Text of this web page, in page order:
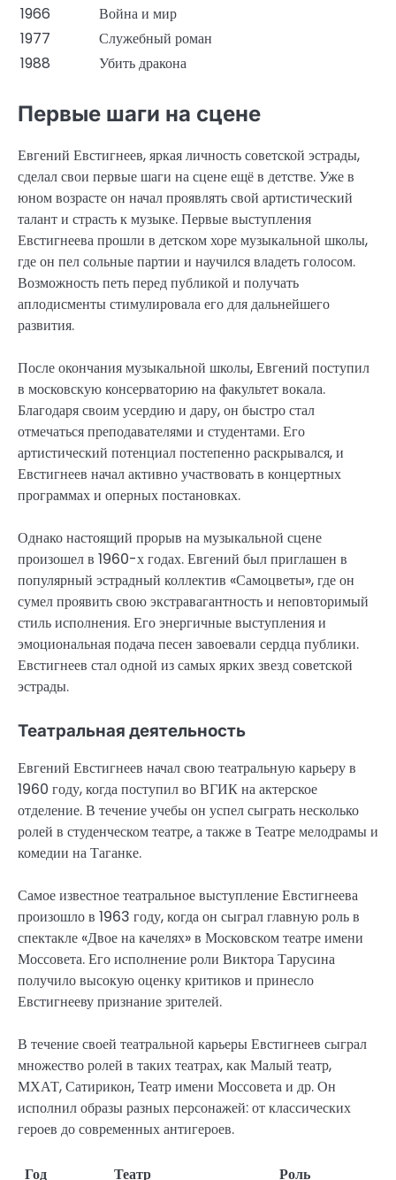
1966
Война и мир
1977
Служебный роман
1988
Убить дракона
Первые шаги на сцене
Евгений Евстигнеев, яркая личность советской эстрады,
сделал свои первые шаги на сцене ещё в детстве. Уже в
юном возрасте он начал проявлять свой артистический
талант и страсть к музыке. Первые выступления
Евстигнеева прошли в детском хоре музыкальной школы,
где он пел сольные партии и научился владеть голосом.
Возможность петь перед публикой и получать
аплодисменты стимулировала его для дальнейшего
развития.
После окончания музыкальной школы, Евгений поступил
в московскую консерваторию на факультет вокала.
Благодаря своим усердию и дару, он быстро стал
отмечаться преподавателями и студентами. Его
артистический потенциал постепенно раскрывался, и
Евстигнеев начал активно участвовать в концертных
программах и оперных постановках.
Однако настоящий прорыв на музыкальной сцене
произошел в 1960-х годах. Евгений был приглашен в
популярный эстрадный коллектив «Самоцветы», где он
сумел проявить свою экстравагантность и неповторимый
стиль исполнения. Его энергичные выступления и
эмоциональная подача песен завоевали сердца публики.
Евстигнеев стал одной из самых ярких звезд советской
эстрады.
Театральная деятельность
Евгений Евстигнеев начал свою театральную карьеру в
1960 году, когда поступил во ВГИК на актерское
отделение. В течение учебы он успел сыграть несколько
ролей в студенческом театре, а также в Театре мелодрамы и
комедии на Таганке.
Самое известное театральное выступление Евстигнеева
произошло в 1963 году, когда он сыграл главную роль в
спектакле «Двое на качелях» в Московском театре имени
Моссовета. Его исполнение роли Виктора Тарусина
получило высокую оценку критиков и принесло
Евстигнееву признание зрителей.
В течение своей театральной карьеры Евстигнеев сыграл
множество ролей в таких театрах, как Малый театр,
МХАТ, Сатирикон, Театр имени Моссовета и др. Он
исполнил образы разных персонажей: от классических
героев до современных антигероев.
Год Театр Роль